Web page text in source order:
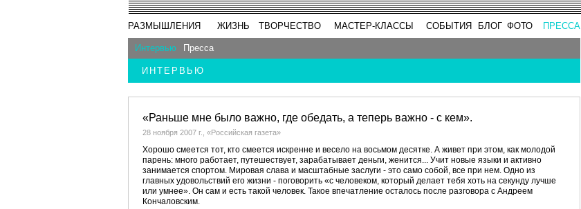
РАЗМЫШЛЕНИЯ ЖИЗНЬ ТВОРЧЕСТВО МАСТЕР-КЛАССЫ СОБЫТИЯ БЛОГ ФОТО ПРЕССА
Интервью Пресса
ИНТЕРВЬЮ
«Раньше мне было важно, где обедать, а теперь важно - с кем».
28 ноября 2007 г., «Российская газета»
Хорошо смеется тот, кто смеется искренне и весело на восьмом десятке. А живет при этом, как молодой
парень: много работает, путешествует, зарабатывает деньги, женится... Учит новые языки и активно
занимается спортом. Мировая слава и масштабные заслуги - это само собой, все при нем. Одно из
главных удовольствий его жизни - поговорить «с человеком, который делает тебя хоть на секунду лучше
или умнее». Он сам и есть такой человек. Такое впечатление осталось после разговора с Андреем
Кончаловским.